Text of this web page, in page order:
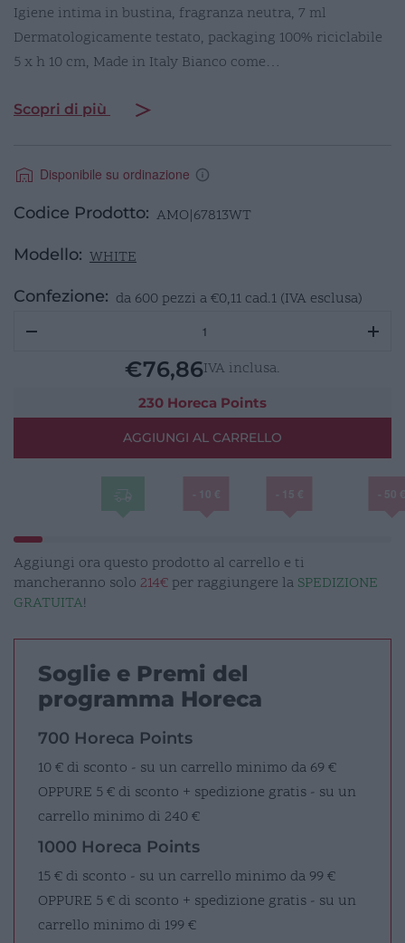
Igiene intima in bustina, fragranza neutra, 7 ml
Dermatologicamente testato, packaging 100% riciclabile
5 x h 10 cm, Made in Italy Bianco come…
Scopri di più
Disponibile su ordinazione
Codice Prodotto: AMO|67813WT
Modello: WHITE
Confezione: da 600 pezzi a€0,11 cad.1 (IVA esclusa)
-
€76,86IVA inclusa.
230 Horeca Points
AGGIUNGI AL CARRELLO
Aggiungi ora questo prodotto al carrello e ti
mancheranno solo 214€ per raggiungere la SPEDIZIONE
GRATUITA!
Soglie e Premi del
programma Horeca
700 Horeca Points
10 € di sconto - su un carrello minimo da 69 €
OPPURE 5 € di sconto + spedizione gratis - su un
carrello minimo di 240 €
1000 Horeca Points
15 € di sconto - su un carrello minimo da 99 €
OPPURE 5 € di sconto + spedizione gratis - su un
carrello minimo di 199 €